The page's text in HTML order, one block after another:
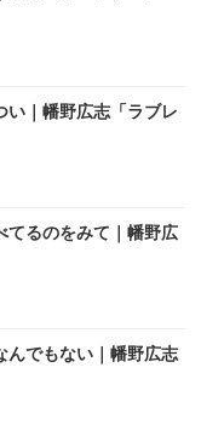
い｜幡野広志「ラブレ
てるのをみて｜幡野広
んでもない｜幡野広志